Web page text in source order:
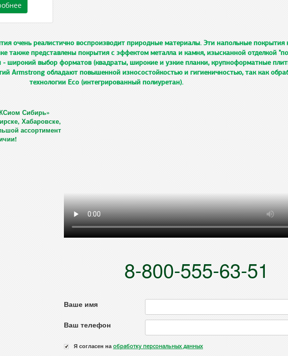
очень реалистично воспроизводит природные материалы. Эти напольные покрытия
также представлены покрытия с эффектом металла и камня, изысканной отделкой
широкий выбор форматов (квадраты, широкие и узкие планки, крупноформатные
Armstrong обладают повышенной износостойкостью и гигиеничностью, так как
технологии Eco (интегрированный полиуретан).
Сибирь»
Хабаровске,
ассортимент
8-800-555-63-51
Ваше имя
Ваш телефон
Я согласен наобработку персональных данных